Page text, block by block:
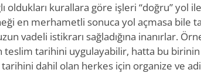
oldukları kurallara göre işleri “doğru” yol
en merhametli sonuca yol açmasa bile
vadeli istikrarı sağladığına inanırlar.
teslim tarihini uygulayabilir, hatta bu birinin
dahil olan herkes için organize ve